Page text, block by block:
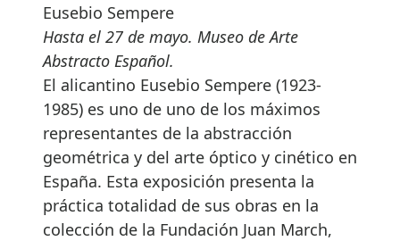
Eusebio Sempere
Hasta el 27 de mayo. Museo de Arte
Abstracto Español.
El alicantino Eusebio Sempere (1923-
1985) es uno de uno de los máximos
representantes de la abstracción
geométrica y del arte óptico y cinético en
España. Esta exposición presenta la
práctica totalidad de sus obras en la
colección de la Fundación Juan March,